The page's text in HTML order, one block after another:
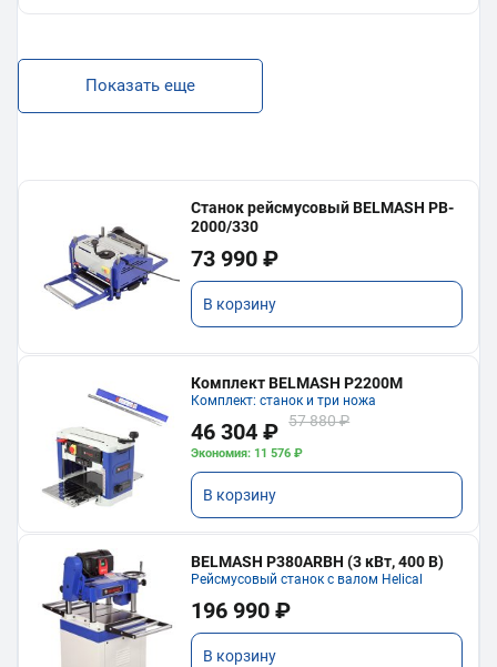
Показать еще
Станок рейсмусовый BELMASH PB-
2000/330
73 990 ₽
В корзину
Комплект BELMASH P2200M
Комплект: станок и три ножа
46 304 ₽ 57 880 ₽
Экономия: 11 576 ₽
В корзину
BELMASH P380ARBH (3 кВт, 400 В)
Рейсмусовый станок с валом Helical
196 990 ₽
В корзину